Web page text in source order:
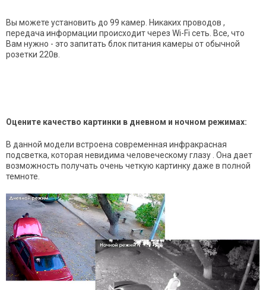
Вы можете установить до 99 камер. Никаких проводов ,
передача информации происходитчерез Wi-Fi сеть. Все, что
Вам нужно - это запитать блок питания камеры от обычной
розетки 220в.
Оцените качество картинки в дневном и ночном режимах:
В данной модели встроена современная инфракрасная
подсветка, которая невидима человеческому глазу . Она дает
возможность получать очень четкую картинку даже в полной
темноте.